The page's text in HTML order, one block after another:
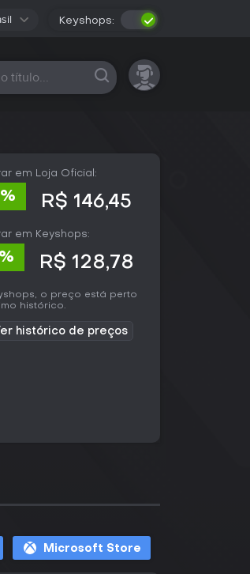
Keyshops:
em Loja Oficial:
R$ 146,45
em Keyshops:
R$ 128,78
o preço está perto
histórico.
histórico de preços
Microsoft Store